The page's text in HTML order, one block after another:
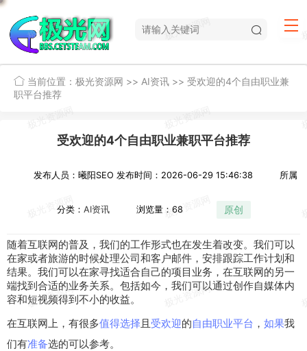
当前位置： 极光资源网 >> AI资讯 >> 受欢迎的4个自由职业兼
职平台推荐
受欢迎的4个自由职业兼职平台推荐
发布人员：曦阳SEO 发布时间：2026-06-29 15:46:38 所属
分类： AI资讯 浏览量：68 原创
随着互联网的普及， 我们的工作形式也在发生着改变。我们可以
在家或者旅游的时候处理公司和客户邮件 ， 安排跟踪工作计划和
结果。我们可以在家寻找适合自己的项目 业务，在互联网的另一
端找到合适的业务关系。 包括如今 ，我们可以通过创作自媒体内
容和短视频得到不小的收益。
在互联网上，有很多值得选择 且 受欢迎的自由职业平台 ， 如果我
们有准备选的可以参考。